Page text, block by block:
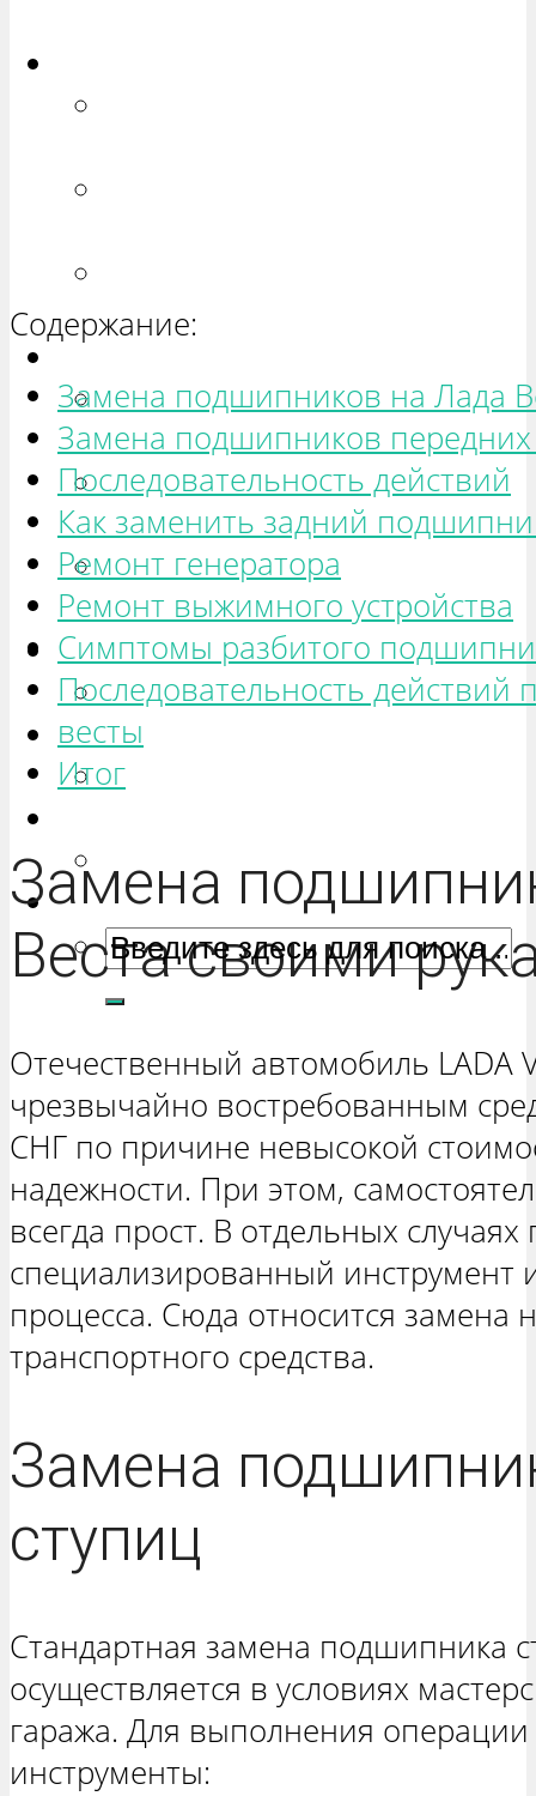
ХЕТЧБЭК»
РЕМОНТ ВАЗ 21213 «НИВА
ТРЕХ-ДВЕРНАЯ»
ВАЗ 21214 «НИВА ТРЕХ-
ДВЕРНАЯ»
РЕМОНТ ВАЗ 2131 «НИВА
ЧЕТЫРЕХ-ДВЕРНАЯ»
Гранта
РЕМОНТ ВАЗ 2190 «ГРАНТА»
Ока
РЕМОНТ ВАЗ 1111 «ОКА»
РЕМОНТ ЛАДА ЛАРГУС
Содержание:
Замена подшипников на Лада
Замена подшипников передних
Последовательность действий
Как заменить задний
Ремонт генератора
Ремонт выжимного устройства
Симптомы разбитого
Последовательность
весты
Итог
Замена
Веста своими
Отечественный автомобиль LADA
чрезвычайно востребованным
СНГ по причине невысокой
надежности. При этом,
всегда прост. В отдельных случаях
специализированный инструмент
процесса. Сюда относится
транспортного средства.
Замена
ступиц
Стандартная замена подшипника
осуществляется в условиях
гаража. Для выполнения операции
инструменты: